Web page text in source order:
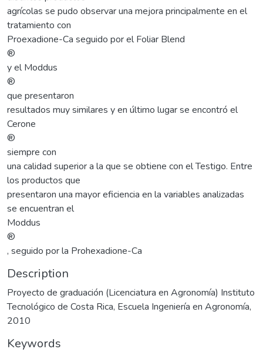
agrícolas se pudo observar una mejora principalmente en el
tratamiento con
Proexadione-Ca seguido por el Foliar Blend
®
y el Moddus
®
que presentaron
resultados muy similares y en último lugar se encontró el
Cerone
®
siempre con
una calidad superior a la que se obtiene con el Testigo. Entre
los productos que
presentaron una mayor eficiencia en la variables analizadas
se encuentran el
Moddus
®
, seguido por la Prohexadione-Ca
Description
Proyecto de graduación (Licenciatura en Agronomía) Instituto
Tecnológico de Costa Rica, Escuela Ingeniería en Agronomía,
2010
Keywords